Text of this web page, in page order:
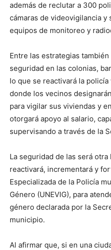
además de reclutar a 300
cámaras de videovigilancia y
equipos de monitoreo y
Entre las estrategias
seguridad en las colonias,
lo que se reactivará la
donde los vecinos
para vigilar sus viviendas y
otorgará apoyo al salario,
supervisando a través de la
La seguridad de las será
reactivará, incrementará y
Especializada de la Policía
Género (UNEVIG), para
género declarada por la
municipio.
Al afirmar que, si en una